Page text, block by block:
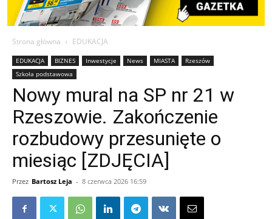
Strona główna EDUKACJA
EDUKACJA BIZNES Inwestycje News MIASTA
Rzeszów
Szkoła podstawowa
Nowy mural na SP nr 21 w
Rzeszowie. Zakończenie
rozbudowy przesunięte o
miesiąc [ZDJĘCIA]
Przez Bartosz Leja - 8 czerwca 2026 16:59